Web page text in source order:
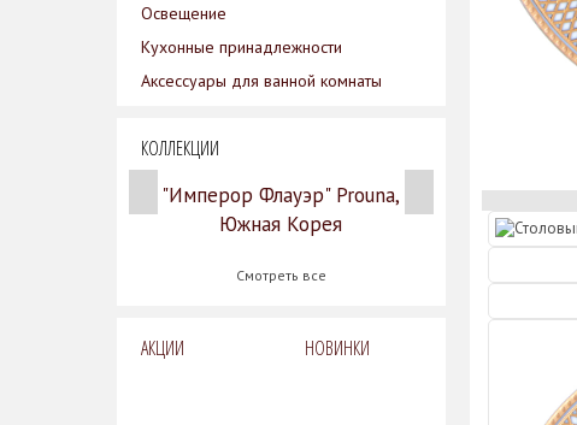
Освещение
Кухонные принадлежности
Аксессуары для ванной комнаты
КОЛЛЕКЦИИ
"Имперор Флауэр" Prouna,
Южная Корея
Смотреть все
АКЦИИ НОВИНКИ